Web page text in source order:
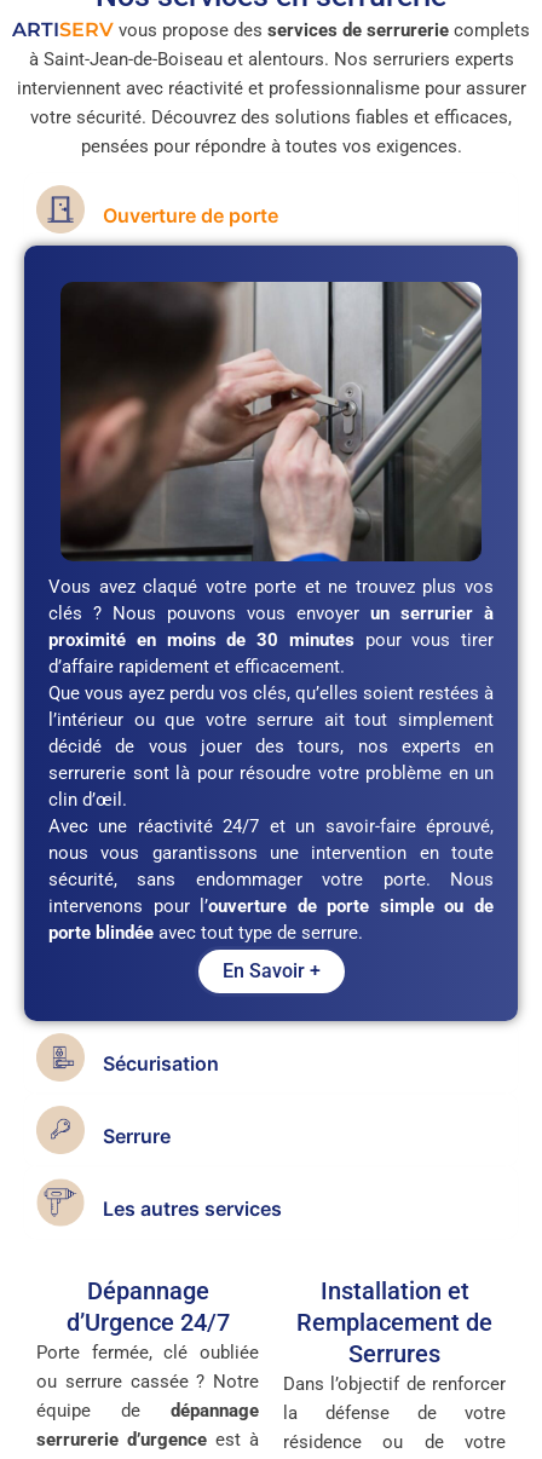
ARTISERV vous propose des services de serrurerie complets
à Saint-Jean-de-Boiseau et alentours. Nos serruriers experts
interviennent avec réactivité et professionnalisme pour assurer
votre sécurité. Découvrez des solutions fiables et efficaces,
pensées pour répondre à toutes vos exigences.
Ouverture de porte
Vous avez claqué votre porte et ne trouvez plus vos
clés ? Nous pouvons vous envoyer un serrurier à
proximité en moins de 30 minutes pour vous tirer
d’affaire rapidement et efficacement.
Que vous ayez perdu vos clés, qu’elles soient restées à
l’intérieur ou que votre serrure ait tout simplement
décidé de vous jouer des tours, nos experts en
serrurerie sont là pour résoudre votre problème en un
clin d’œil.
Avec une réactivité 24/7 et un savoir-faire éprouvé,
nous vous garantissons une intervention en toute
sécurité, sans endommager votre porte. Nous
intervenons pour l’ouverture de porte simple ou de
porte blindée avec tout type de serrure.
En Savoir +
Sécurisation
Serrure
Les autres services
Dépannage
d’Urgence 24/7
Porte fermée, clé oubliée
ou serrure cassée ? Notre
équipe de dépannage
serrurerie d’urgence est à
Installation et
Remplacement de
Serrures
Dans l’objectif de renforcer
la défense de votre
résidence ou de votre